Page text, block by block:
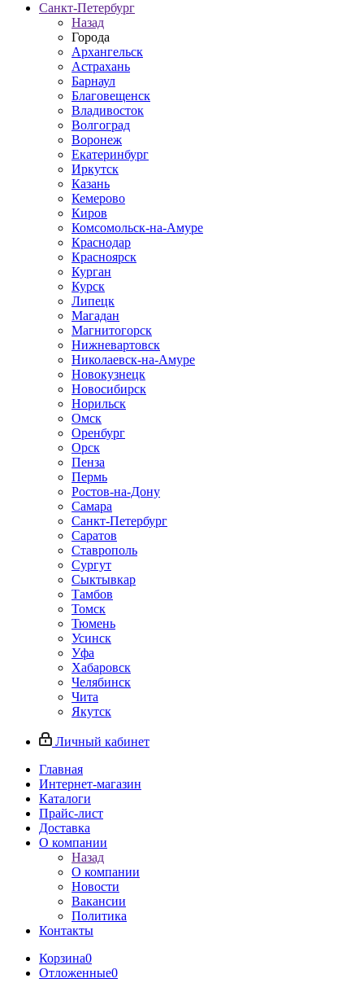
Санкт-Петербург
Назад
Города
Архангельск
Астрахань
Барнаул
Благовещенск
Владивосток
Волгоград
Воронеж
Екатеринбург
Иркутск
Казань
Кемерово
Киров
Комсомольск-на-Амуре
Краснодар
Красноярск
Курган
Курск
Липецк
Магадан
Магнитогорск
Нижневартовск
Николаевск-на-Амуре
Новокузнецк
Новосибирск
Норильск
Омск
Оренбург
Орск
Пенза
Пермь
Ростов-на-Дону
Самара
Санкт-Петербург
Саратов
Ставрополь
Сургут
Сыктывкар
Тамбов
Томск
Тюмень
Усинск
Уфа
Хабаровск
Челябинск
Чита
Якутск
Личный кабинет
Главная
Интернет-магазин
Каталоги
Прайс-лист
Доставка
О компании
Назад
О компании
Новости
Вакансии
Политика
Контакты
Корзина0
Отложенные0